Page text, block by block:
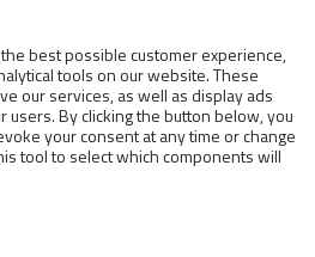
MINI LAMB FILLETS
FOR PUPPIES